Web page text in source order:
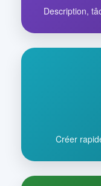
Description,
Créer